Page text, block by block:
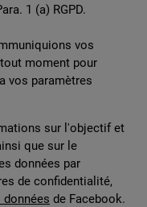
1 (a) RGPD.
vos
moment pour
vos paramètres
sur l'objectif et
que sur le
données par
de confidentialité,
de Facebook.